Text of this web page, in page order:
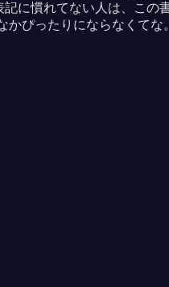
に慣れてない人は、この
かぴったりにならなくてな